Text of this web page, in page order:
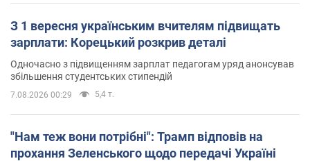
З 1 вересня українським вчителям підвищать
зарплати: Корецький розкрив деталі
Одночасно з підвищенням зарплат педагогам уряд анонсував
збільшення студентських стипендій
7.08.2026 00:29 5,4 т.
"Нам теж вони потрібні": Трамп відповів на
прохання Зеленського щодо передачі Україні